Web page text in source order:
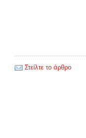
Στείλτε το άρθρο